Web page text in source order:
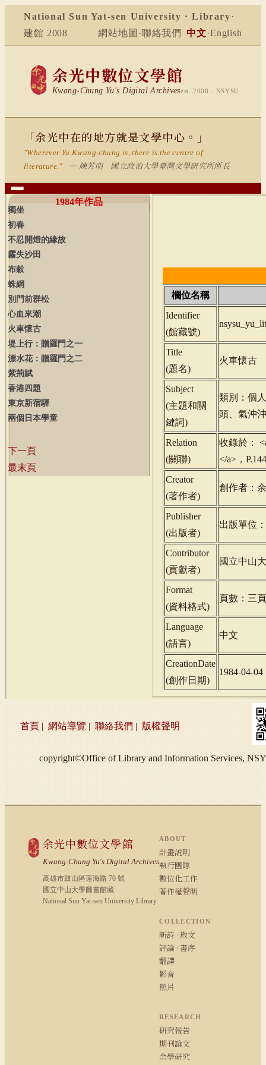
National Sun Yat-sen University · Library ·
建館 2008
網站地圖 ·聯絡我們 中文·English
余光中數位文學館
Kwang-Chung Yu's Digital Archivesest. 2008 · NSYSU
「余光中在的地方就是文學中心。」
"Wherever Yu Kwang-chung is, there is the centre of
literature."
— 陳芳明 國立政治大學臺灣文學研究所所長
1984年作品
獨坐
初春
不忍開燈的緣故
霧失沙田
布穀
蛛網
別門前群松
心血來潮
火車懷古
堤上行：贈羅門之一
漂水花：贈羅門之二
紫荊賦
香港四題
東京新宿驛
兩個日本學童
下一頁
最末頁
欄位名稱
Identifier
(館藏號)
Title
(題名)
火車懷古
Subject
(主題和關
鍵詞)
類別：個
頭、氣沖
Relation
(關聯)
收錄於：
</a>，
Creator
(著作者)
創作者：
Publisher
(出版者)
出版單位
Contributor
(貢獻者)
國立中山
Format
(資料格式)
頁數：三頁
Language
(語言)
中文
CreationDate
(創作日期)
1984-04-04
首頁 | 網站導覽 | 聯絡我們 | 版權聲明
copyright©Office of Library and Information Services,
余光中數位文學館
Kwang-Chung Yu's Digital Archives
高雄市鼓山區蓮海路 70 號
國立中山大學圖書館藏
National Sun Yat-sen University Library
ABOUT
計畫說明
執行團隊
數位化工作
著作權聲明
COLLECTION
新詩 · 散文
評論 · 書序
翻譯
影音
照片
RESEARCH
研究報告
期刊論文
余學研究